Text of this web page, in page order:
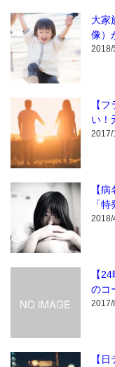
大家
像）
2018/
【
い！
2017/
【
「
2018/
【
のコ
2017/
【